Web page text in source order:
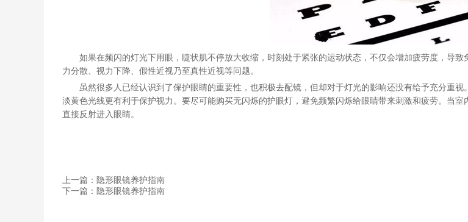
如果在频闪的灯光下用眼，睫状肌不停放大收缩，时刻处于紧张的运动状态，不仅会增加疲劳度，导
力分散、 视力下降、假性近视乃至真性近视等问题。
虽然很多人已经认识到了保护眼睛的重要性，也积极去配镜，但却对于灯光的影响还没有给予充分重视
淡黄色光线更有利于保护视力。要尽可能购买无闪烁的护眼灯，避免频繁闪烁给眼睛带来刺激和疲劳。当
直接反射进入眼睛。
上一篇：隐形眼镜养护指南
下一篇：隐形眼镜养护指南